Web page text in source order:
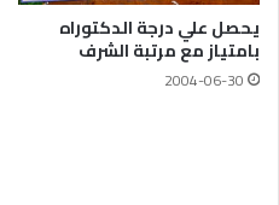
يحصل علي درجة الدكتوراه
بامتياز مع مرتبة الشرف
2004-06-30